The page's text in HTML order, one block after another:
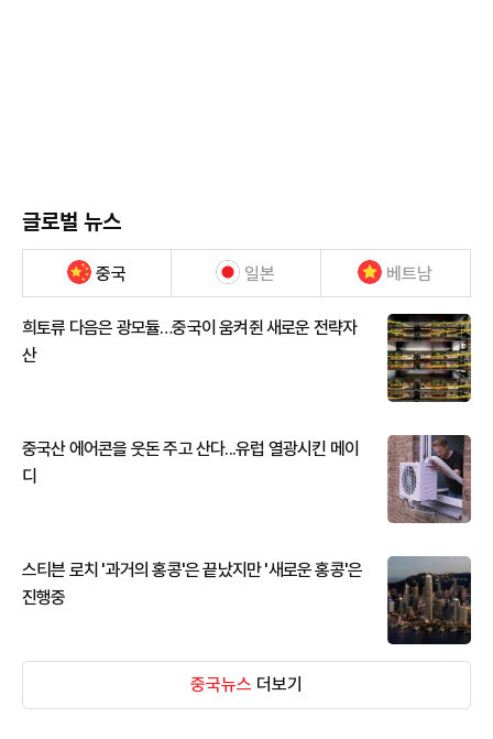
글로벌 뉴스
중국 일본 베트남
희토류 다음은 광모듈…중국이 움켜쥔 새로운 전략자
산
중국산 에어콘을 웃돈 주고 산다...유럽 열광시킨 메이
디
스티븐 로치 '과거의 홍콩'은 끝났지만 '새로운 홍콩'은
진행중
중국뉴스 더보기